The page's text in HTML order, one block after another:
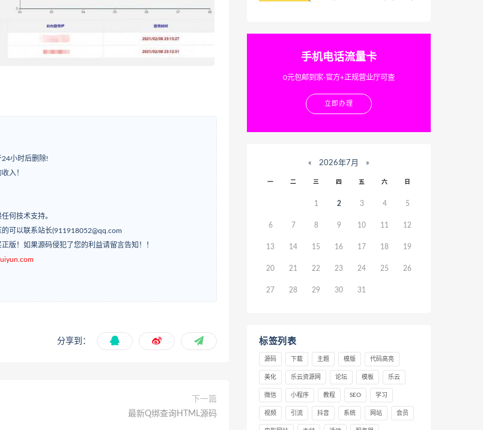
24小时后删除!
入！
何技术支持。
可以联系站长(911918052@qq.com
版！如果源码侵犯了您的利益请留言告知！！
分享到：
下一篇
最新Q绑查询HTML源码
手机电话流量卡
0元包邮到家-官方+正规营业厅可查
立即办理
« 2026年7月 »
一 二 三 四 五 六 日
1 2 3 4 5
6 7 8 9 10 11 12
13 14 15 16 17 18 19
20 21 22 23 24 25 26
27 28 29 30 31
标签列表
源码 下载 主题 模版 代码高亮
美化 乐云资源网 论坛 模板 乐云
微信 小程序 教程 SEO 学习
视频 引流 抖音 系统 网站 会员